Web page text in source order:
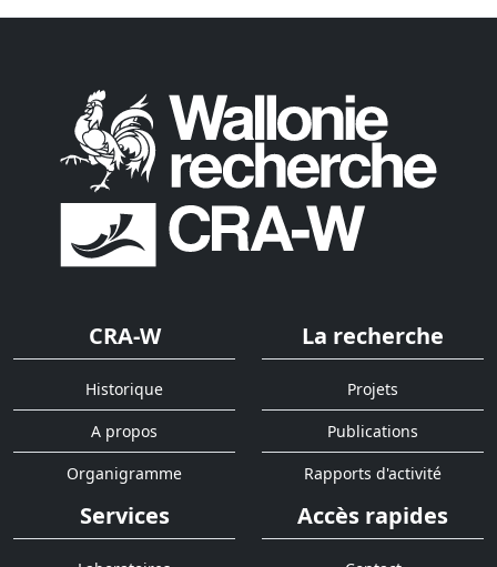
CRA-W
Historique
A propos
Organigramme
La recherche
Projets
Publications
Rapports d'activité
Services Accès rapides